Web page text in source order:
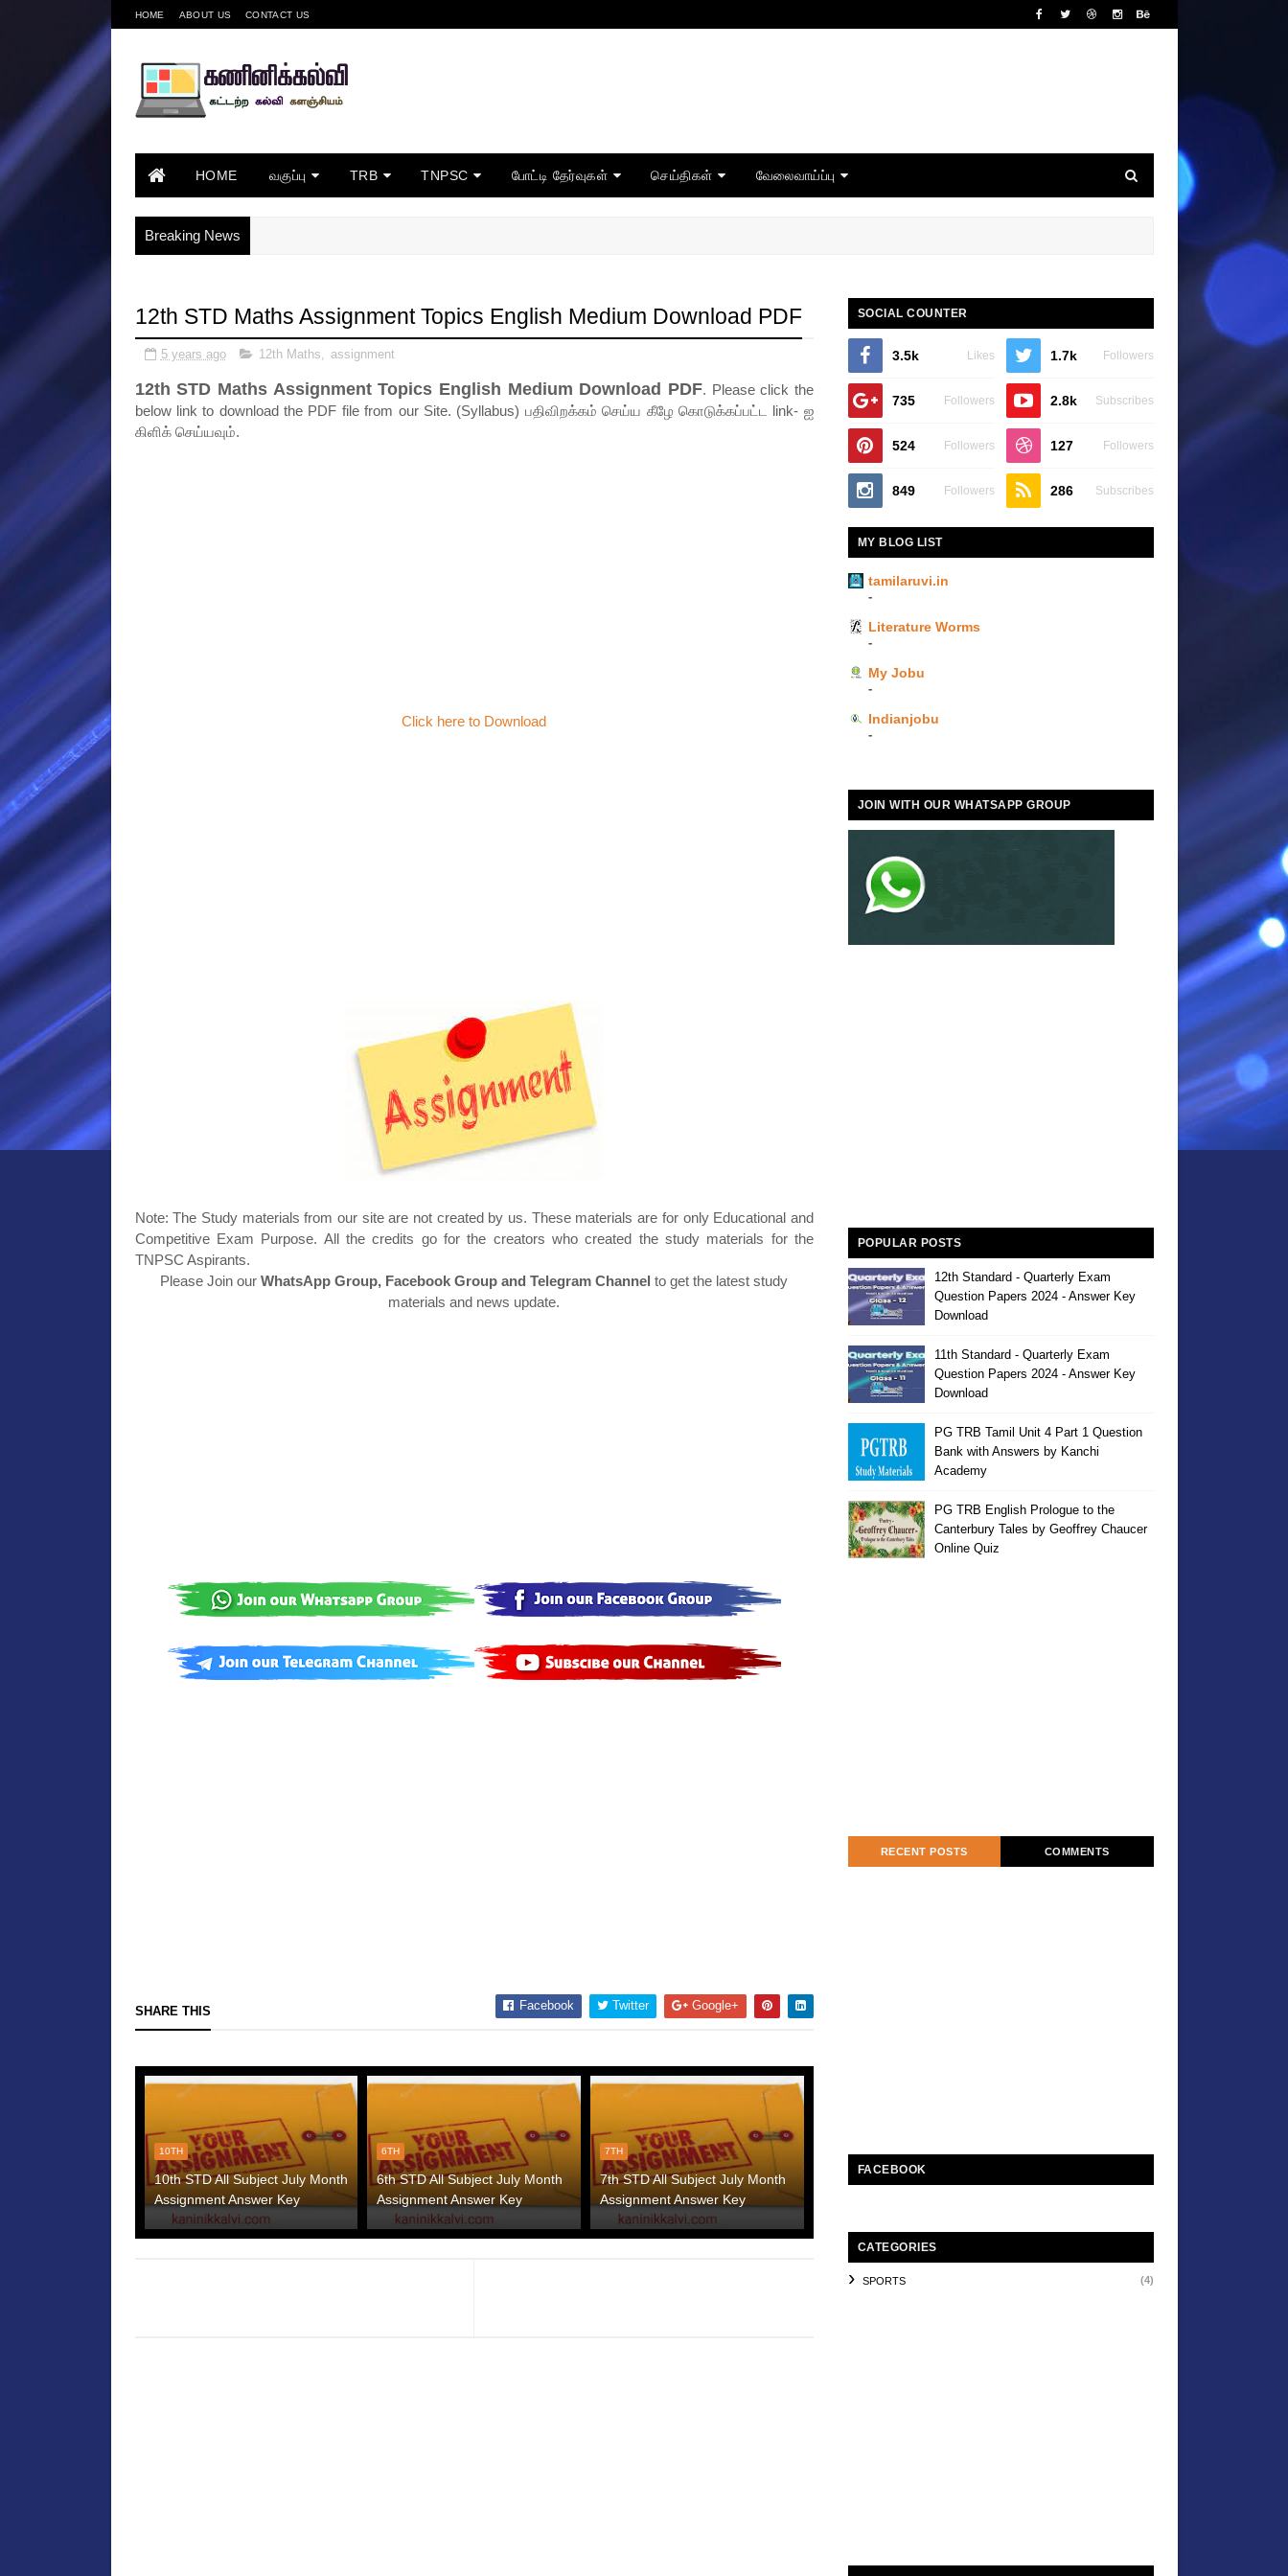
HOME ABOUT US CONTACT US
HOME வகுப்பு TRB TNPSC போட்டி தேர்வுகள் செய்திகள் வேலைவாய்ப்பு
Breaking News
12th STD Maths Assignment Topics English Medium Download PDF
5 years ago 12th Maths, assignment
12th STD Maths Assignment Topics English Medium Download PDF. Please click the
below link to download the PDF file from our Site. (Syllabus) பதிவிறக்கம் செய்ய கீழே கொடுக்கப்பட்ட link- ஐ
கிளிக் செய்யவும்.
Click here to Download
Note: The Study materials from our site are not created by us. These materials are for only Educational and
Competitive Exam Purpose. All the credits go for the creators who created the study materials for the
TNPSC Aspirants.
Please Join ourWhatsApp Group, Facebook Group and Telegram Channel to get the latest study
materials and news update.
SHARE THIS Facebook Twitter Google+
10TH
10th STD All Subject July Month
Assignment Answer Key
6TH
6th STD All Subject July Month
Assignment Answer Key
7TH
7th STD All Subject July Month
Assignment Answer Key
SOCIAL COUNTER
3.5k Likes 1.7k Followers
735 Followers 2.8k Subscribes
524 Followers 127 Followers
849 Followers 286 Subscribes
MY BLOG LIST
tamilaruvi.in
-
Literature Worms
-
My Jobu
-
Indianjobu
-
JOIN WITH OUR WHATSAPP GROUP
POPULAR POSTS
12th Standard - Quarterly Exam
Question Papers 2024 - Answer Key
Download
11th Standard - Quarterly Exam
Question Papers 2024 - Answer Key
Download
PG TRB Tamil Unit 4 Part 1 Question
Bank with Answers by Kanchi
Academy
PG TRB English Prologue to the
Canterbury Tales by Geoffrey Chaucer
Online Quiz
RECENT POSTS COMMENTS
FACEBOOK
CATEGORIES
SPORTS (4)